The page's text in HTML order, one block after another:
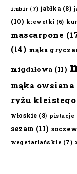
imbir (7) jabłka (8)
(10) krewetki (6)
mascarpone
(14) mąka
migdałowa (11)
mąka owsiana
ryżu kleistego
włoskie (8) pistacje
sezam (11)
wegetariańskie (7)